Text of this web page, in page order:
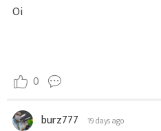
Oi
0
burz777 19 days ago